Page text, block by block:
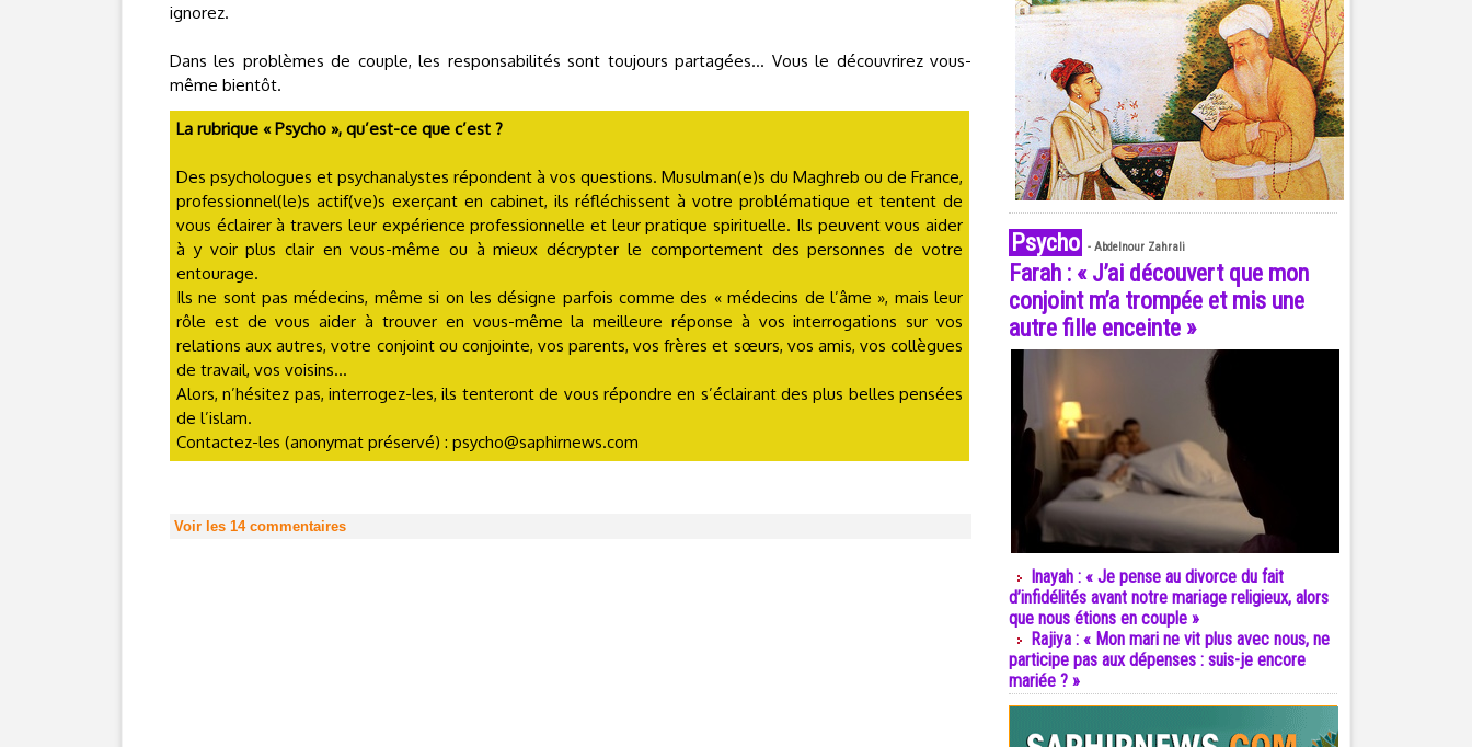
ignorez.
Dans les problèmes de couple, les responsabilités sont toujours partagées… Vous le découvrirez vous-
même bientôt.
La rubrique « Psycho », qu’est-ce que c’est ?
Des psychologues et psychanalystes répondent à vos questions. Musulman(e)s du Maghreb ou de France,
professionnel(le)s actif(ve)s exerçant en cabinet, ils réfléchissent à votre problématique et tentent de
vous éclairer à travers leur expérience professionnelle et leur pratique spirituelle. Ils peuvent vous aider
à y voir plus clair en vous-même ou à mieux décrypter le comportement des personnes de votre
entourage.
Ils ne sont pas médecins, même si on les désigne parfois comme des « médecins de l’âme », mais leur
rôle est de vous aider à trouver en vous-même la meilleure réponse à vos interrogations sur vos
relations aux autres, votre conjoint ou conjointe, vos parents, vos frères et sœurs, vos amis, vos collègues
de travail, vos voisins...
Alors, n’hésitez pas, interrogez-les, ils tenteront de vous répondre en s’éclairant des plus belles pensées
de l’islam.
Contactez-les (anonymat préservé) : psycho@saphirnews.com
Voir les 14commentaires
Psycho - Abdelnour Zahrali
Farah : « J’ai découvert que mon
conjoint m’a trompée et mis une
autre fille enceinte »
Inayah : « Je pense au divorce du fait
d’infidélités avant notre mariage religieux, alors
que nous étions en couple »
Rajiya : « Mon mari ne vit plus avec nous, ne
participe pas aux dépenses : suis-je encore
mariée ? »